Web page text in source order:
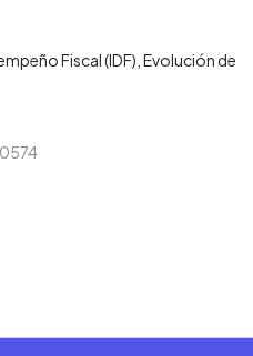
Fiscal (IDF) Evolución de